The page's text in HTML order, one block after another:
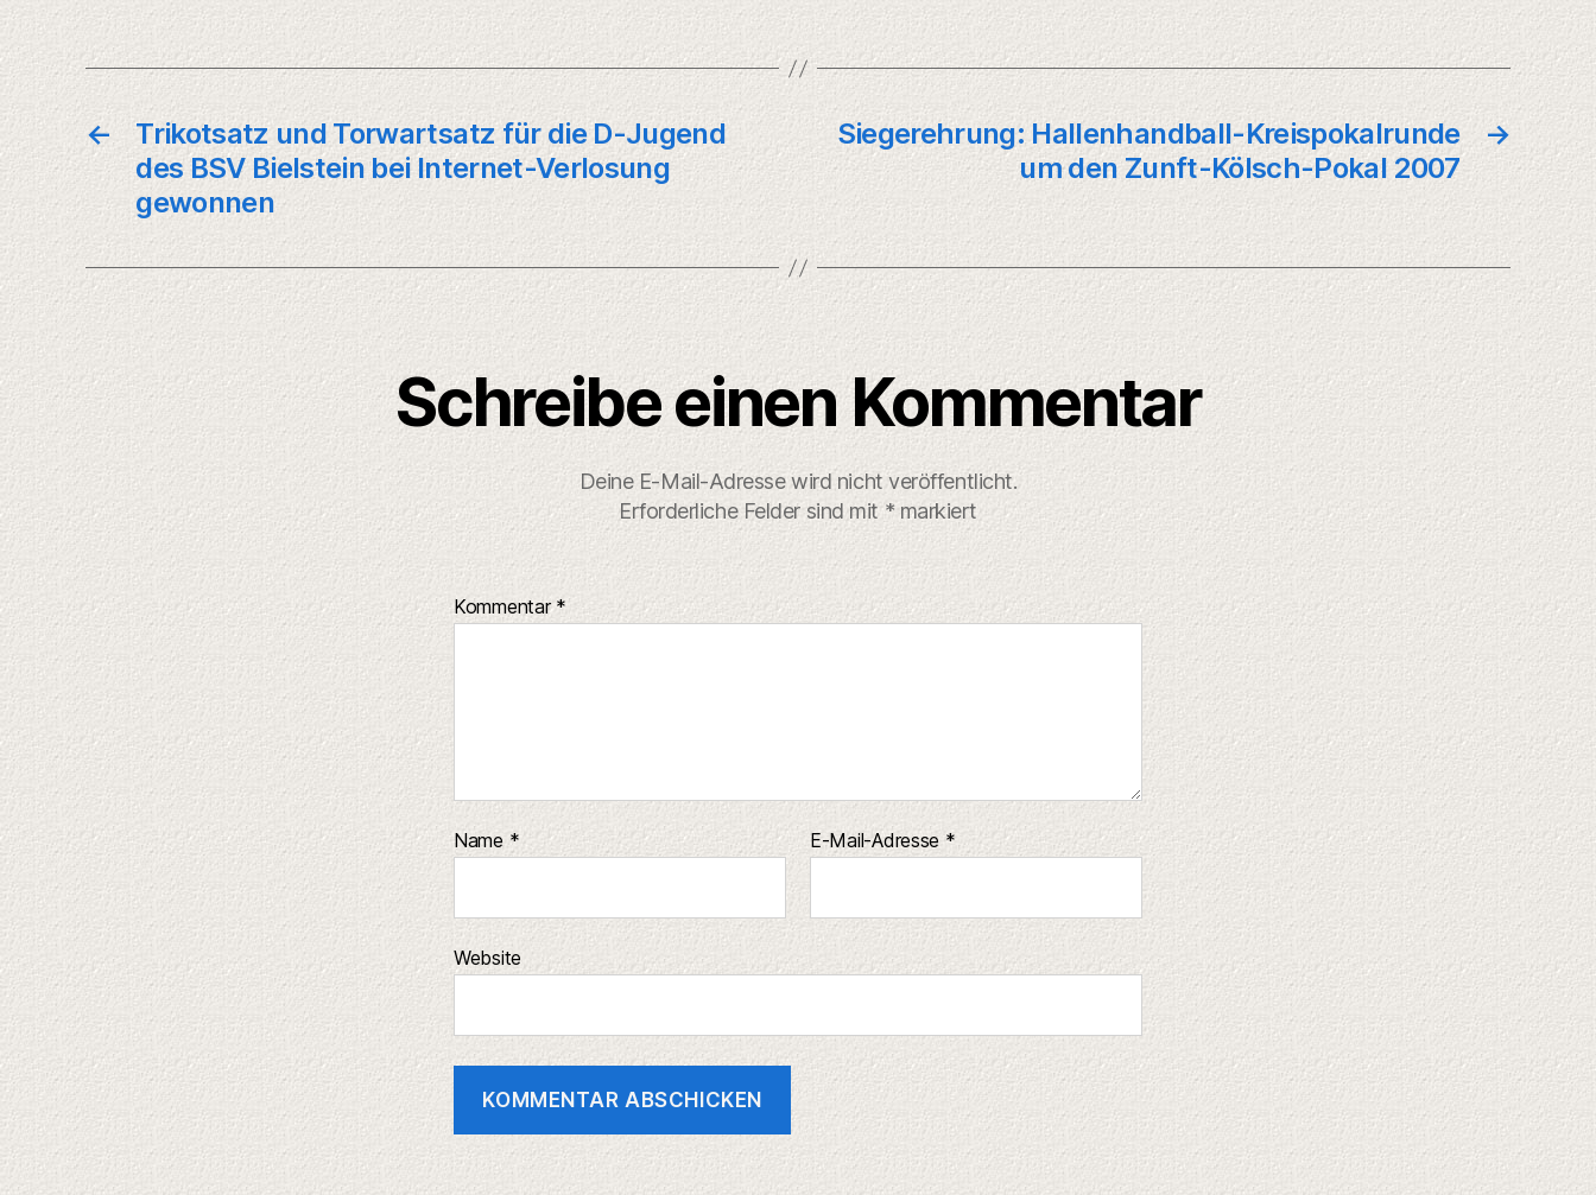
←
Trikotsatz und Torwartsatz für die D-Jugend
des BSV Bielstein bei Internet-Verlosung
gewonnen
→
Siegerehrung: Hallenhandball-Kreispokalrunde
um den Zunft-Kölsch-Pokal 2007
Schreibe einen Kommentar
Deine E-Mail-Adresse wird nicht veröffentlicht.
Erforderliche Felder sind mit *markiert
Kommentar*
Name * E-Mail-Adresse *
Website